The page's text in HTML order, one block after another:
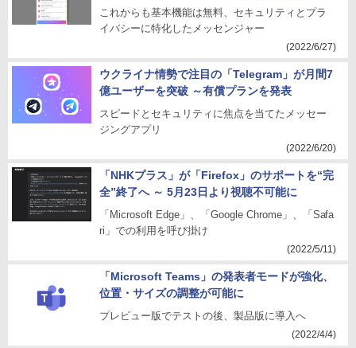
これからも基本機能は無料、セキュリティとプラ
イバシーに特化したメッセンジャー
(2022/6/27)
ウクライナ情勢で注目の「Telegram」が月間7
億ユーザーを突破 ～有償プランを発表
スピードとセキュリティに焦点を当てたメッセー
ジングアプリ
(2022/6/20)
「NHKプラス」が「Firefox」のサポートを“完
全”終了へ ～ 5月23日より視聴不可能に
「Microsoft Edge」、「Google Chrome」、「Safa
ri」での利用を呼び掛け
(2022/5/11)
「Microsoft Teams」の発表者モードが強化、
位置・サイズの調整が可能に
プレビュー版でテストの後、製品版に導入へ
(2022/4/4)